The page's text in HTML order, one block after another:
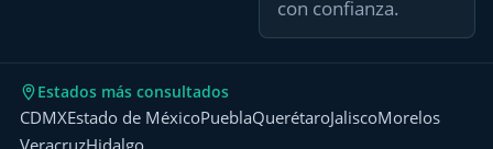
con confianza.
Estados más consultados
CDMXEstado de MéxicoPueblaQuerétaroJaliscoMorelos